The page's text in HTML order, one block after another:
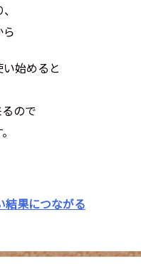
始めると
ので
果につながる